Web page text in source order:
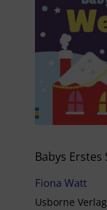
Fiona Watt
Usborne Verlag